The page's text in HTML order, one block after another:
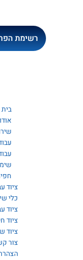
בית
ציוד
כלי
ציוד
ציוד
ציוד
צור